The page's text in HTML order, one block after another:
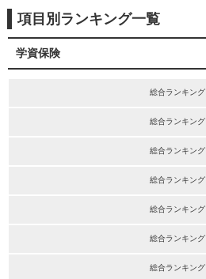
項目別ランキング一覧
学資保険
総合ランキング
総合ランキング
総合ランキング
総合ランキング
総合ランキング
総合ランキング
総合ランキング